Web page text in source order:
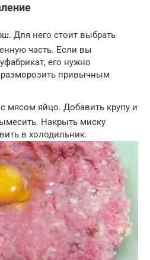
Для него стоит выбрать
часть. Если вы
его нужно
разморозить привычным
мясом яйцо. Добавить крупу и
Накрыть миску
в холодильник.